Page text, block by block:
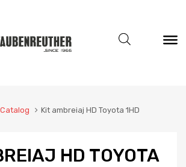
Catalog Kit ambreiaj HD Toyota 1HD
HD TOYOTA